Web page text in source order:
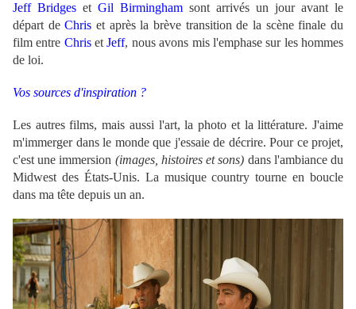
Jeff Bridges et Gil Birmingham sont arrivés un jour avant le
départ deChris et après la brève transition de la scène finale du
film entre ChrisetJeff, nous avons mis l'emphase sur les hommes
de loi.
Vos sources d'inspiration ?
Les autres films, mais aussi l'art, la photo et la littérature. J'aime
m'immerger dans le monde que j'essaie de décrire. Pour ce projet,
c'est une immersion (images, histoires et sons) dans l'ambiance du
Midwest des États-Unis. La musique country tourne en boucle
dans ma tête depuis un an.